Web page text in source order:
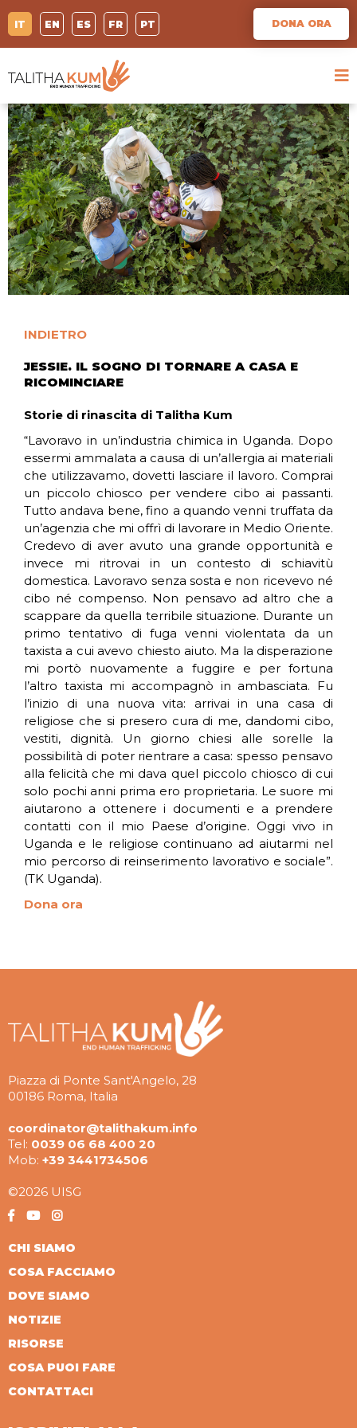
IT EN ES FR PT DONA ORA
INDIETRO
JESSIE. IL SOGNO DI TORNARE A CASA E
RICOMINCIARE
Storie di rinascita di Talitha Kum
“Lavoravo in un’industria chimica in Uganda. Dopo
essermi ammalata a causa di un’allergia ai materiali
che utilizzavamo, dovetti lasciare il lavoro. Comprai
un piccolo chiosco per vendere cibo ai passanti.
Tutto andava bene, fino a quando venni truffata da
un’agenzia che mi offrì di lavorare in Medio Oriente.
Credevo di aver avuto una grande opportunità e
invece mi ritrovai in un contesto di schiavitù
domestica. Lavoravo senza sosta e non ricevevo né
cibo né compenso. Non pensavo ad altro che a
scappare da quella terribile situazione. Durante un
primo tentativo di fuga venni violentata da un
taxista a cui avevo chiesto aiuto. Ma la disperazione
mi portò nuovamente a fuggire e per fortuna
l’altro taxista mi accompagnò in ambasciata. Fu
l’inizio di una nuova vita: arrivai in una casa di
religiose che si presero cura di me, dandomi cibo,
vestiti, dignità. Un giorno chiesi alle sorelle la
possibilità di poter rientrare a casa: spesso pensavo
alla felicità che mi dava quel piccolo chiosco di cui
solo pochi anni prima ero proprietaria. Le suore mi
aiutarono a ottenere i documenti e a prendere
contatti con il mio Paese d’origine. Oggi vivo in
Uganda e le religiose continuano ad aiutarmi nel
mio percorso di reinserimento lavorativo e sociale”.
(TK Uganda).
Dona ora
Piazza di Ponte Sant'Angelo, 28
00186 Roma, Italia
coordinator@talithakum.info
Tel: 0039 06 68 400 20
Mob: +39 3441734506
©2026 UISG
CHI SIAMO
COSA FACCIAMO
DOVE SIAMO
NOTIZIE
RISORSE
COSA PUOI FARE
CONTATTACI